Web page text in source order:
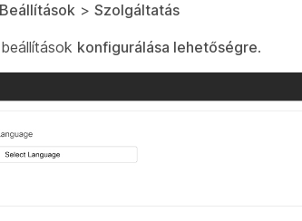
Beállítások > Szolgáltatás
konfigurálása lehetőségre.